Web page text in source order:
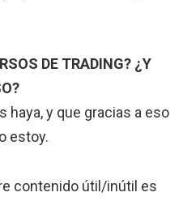
DE TRADING? ¿Y
haya, y que gracias a eso
estoy.
contenido útil/inútil es